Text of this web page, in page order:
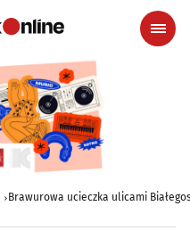
Brawurowa ucieczka ulicami